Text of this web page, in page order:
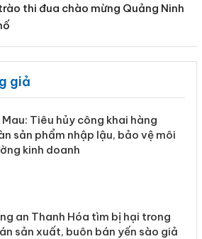
thi đua chào mừng Quảng Ninh
giả
công khai hàng
nhập lậu, bảo vệ môi
Hóa tìm bị hại trong
bán yến sào giả